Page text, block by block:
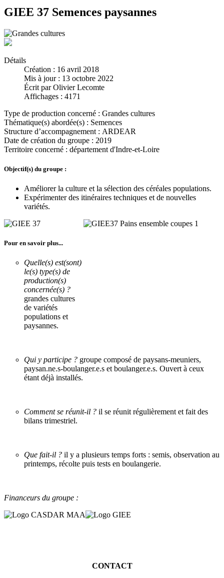
GIEE 37 Semences paysannes
Détails
Création : 16 avril 2018
Mis à jour : 13 octobre 2022
Écrit parOlivier Lecomte
Affichages : 4171
Type de production concerné : Grandes cultures
Thématique(s) abordée(s) : Semences
Structure d’accompagnement : ARDEAR
Date de création du groupe : 2019
Territoire concerné : département d'Indre-et-Loire
Objectif(s) du groupe :
Améliorer la culture et la sélection des céréales populations.
Expérimenter des itinéraires techniques et de nouvelles
variétés.
Pour en savoir plus...
Quelle(s) est(sont)
le(s) type(s) de
production(s)
concernée(s) ?
grandes cultures
de variétés
populations et
paysannes.
Qui y participe ? groupe composé de paysans-meuniers,
paysan.ne.s-boulanger.e.s et boulanger.e.s. Ouvert à ceux
étant déjà installés.
Comment se réunit-il ? il se réunit régulièrement et fait des
bilans trimestriel.
Que fait-il ? il y a plusieurs temps forts : semis, observation au
printemps, récolte puis tests en boulangerie.
Financeurs du groupe :
CONTACT